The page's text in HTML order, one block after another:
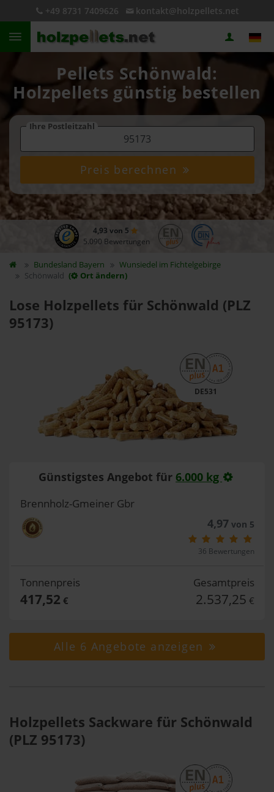
+49 8731 7409626 kontakt@holzpellets.net
Pellets Schönwald:
Holzpellets günstig bestellen
Ihre Postleitzahl
Preis berechnen
4,93 von 5
5.090 Bewertungen
Bundesland Bayern
Wunsiedel im Fichtelgebirge
Schönwald ( Ort ändern)
Lose Holzpellets für Schönwald (PLZ
95173)
DE531
Günstigstes Angebot für 6.000 kg
Brennholz-Gmeiner Gbr
4,97von 5
36 Bewertungen
Tonnenpreis
417,52 €
Gesamtpreis
2.537,25 €
Alle 6 Angebote anzeigen
Holzpellets Sackware für Schönwald
(PLZ 95173)